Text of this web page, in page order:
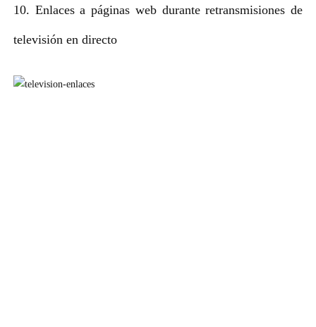
10. Enlaces a páginas web durante retransmisiones de
televisión en directo